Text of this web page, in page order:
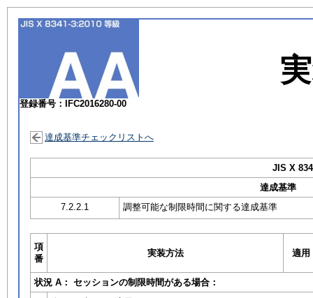
登録番号：IFC2016280-00
達成基準チェックリストへ
JIS X
達成基準
7.2.2.1
調整可能な制限時間に関する達成基準
項
番
実装方法 適用
状況 A： セッションの制限時間がある場合：